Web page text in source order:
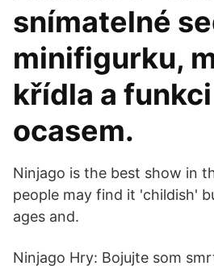
snímatelné
minifigurku,
křídla a
ocasem.
Ninjago is the best show in
people may find it 'childish'
ages and.
Ninjago Hry: Bojujte som